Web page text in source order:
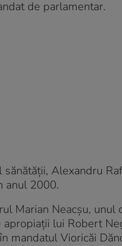
de parlamentar.
Alexandru
anul 2000.
Marian Neacşu,
lui Robert
mandatul Vioricăi